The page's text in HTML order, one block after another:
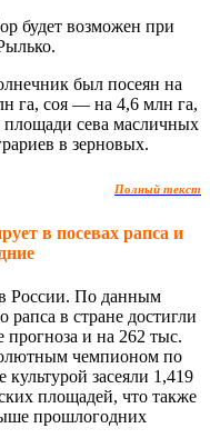
будет возможен при
был посеян на
га, соя — на 4,6 млн га,
площади сева масличных
в зерновых.
Полный текст
в посевах рапса и
России. По данным
в стране достигли
и на 262 тыс.
чемпионом по
культурой засеяли 1,419
площадей, что также
прошлогодних